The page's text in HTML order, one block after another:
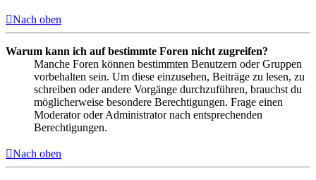
Nach oben
Warum kann ich auf bestimmte Foren nicht zugreifen?
Manche Foren können bestimmten Benutzern oder Gruppen
vorbehalten sein. Um diese einzusehen, Beiträge zu lesen, zu
schreiben oder andere Vorgänge durchzuführen, brauchst du
möglicherweise besondere Berechtigungen. Frage einen
Moderator oder Administrator nach entsprechenden
Berechtigungen.
Nach oben